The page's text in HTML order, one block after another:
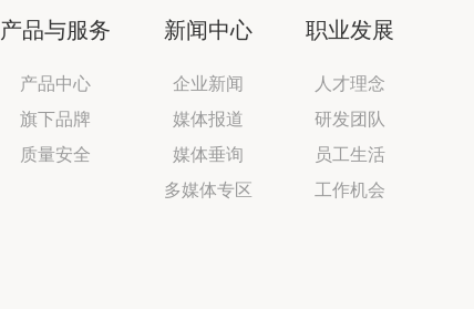
期间的稳定性提供了保证。 管身采用绕簧结
同时兼顾良好的抗扭结性和支撑 性，便于支
架等治疗器械的稳定输送及释放。全闭环显
影环的设计，可实现360度清晰显影， 术中精
准定位导管位置。蒸汽塑形的头端形状持
产品与服务
产品中心
旗下品牌
质量安全
新闻中心
企业新闻
媒体报道
媒体垂询
多媒体专区
职业发展
人才理念
研发团队
员工生活
工作机会